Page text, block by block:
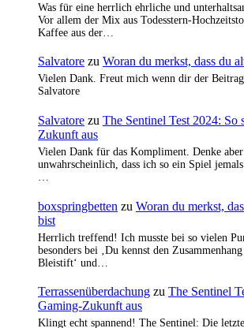
Was für eine herrlich ehrliche und
Vor allem der Mix aus Todesstern-
Kaffee aus der…
Salvatore zu Woran du merkst, dass du
Vielen Dank. Freut mich wenn dir der
Salvatore
Salvatore zu The Sentinel Test 2024: So
Zukunft aus
Vielen Dank für das Kompliment. Denke aber
unwahrscheinlich, dass ich so ein Spiel
boxspringbetten zu Woran du merkst,
bist
Herrlich treffend! Ich musste bei so vielen
besonders bei ‚Du kennst den
Bleistift‘ und…
Terrassenüberdachung zu The Sentinel
Gaming-Zukunft aus
Klingt echt spannend! The Sentinel: Die